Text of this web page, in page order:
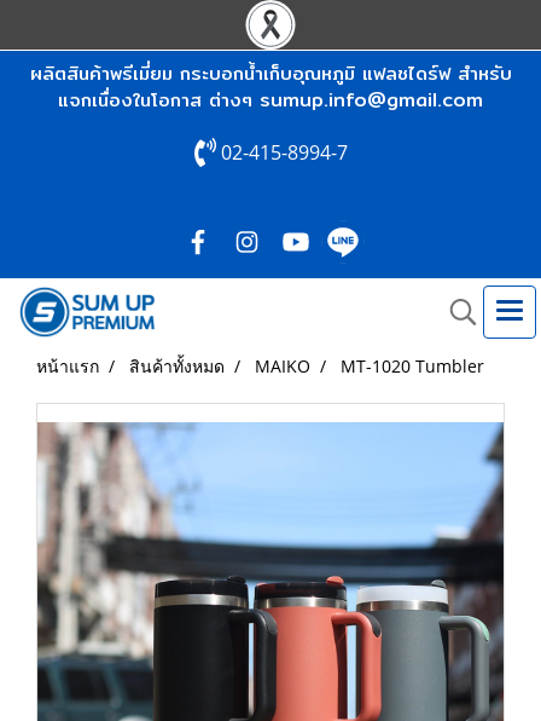
ผลิตสินค้าพรีเมี่ยม กระบอกน้ำเก็บอุณหภูมิ แฟลชไดร์ฟ สำหรับ
แจกเนื่องในโอกาส ต่างๆ sumup.info@gmail.com
02-415-8994-7
หน้าแรก สินค้าทั้งหมด MAIKO MT-1020 Tumbler